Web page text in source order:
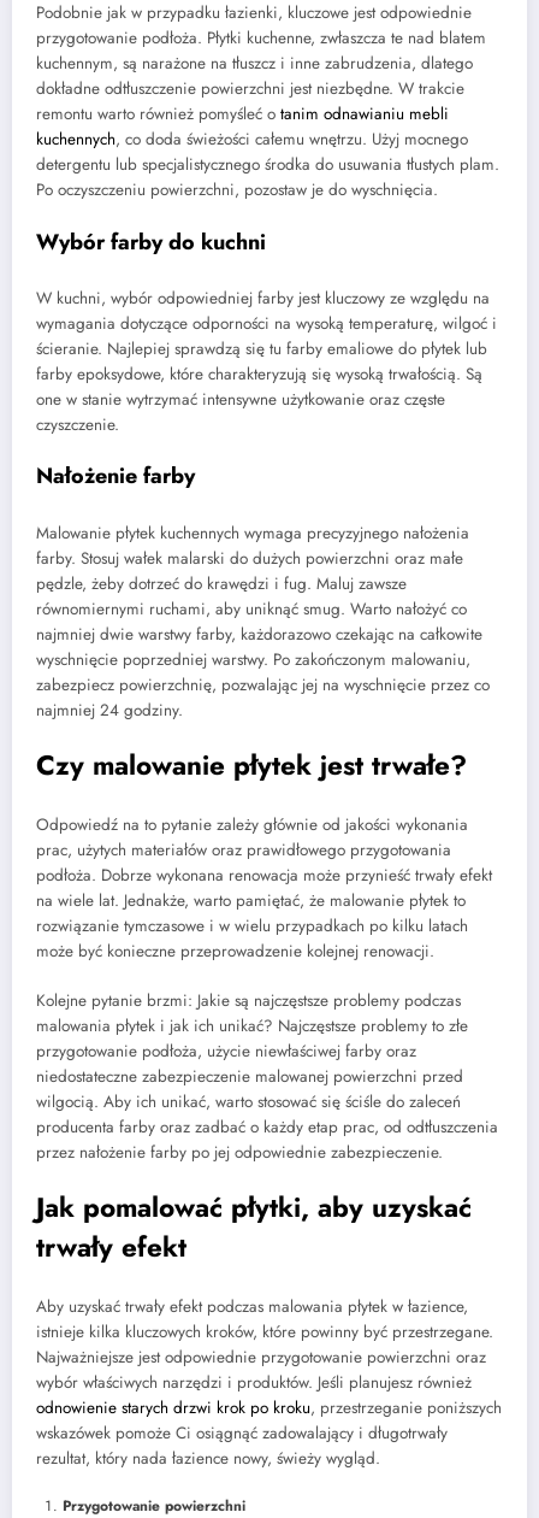
Podobnie jak w przypadku łazienki, kluczowe jest odpowiednie
przygotowanie podłoża. Płytki kuchenne, zwłaszcza te nad blatem
kuchennym, są narażone na tłuszcz i inne zabrudzenia, dlatego
dokładne odtłuszczenie powierzchni jest niezbędne. W trakcie
remontu warto również pomyśleć o tanim odnawianiu mebli
kuchennych, co doda świeżości całemu wnętrzu. Użyj mocnego
detergentu lub specjalistycznego środka do usuwania tłustych plam.
Po oczyszczeniu powierzchni, pozostaw je do wyschnięcia.
Wybór farby do kuchni
W kuchni, wybór odpowiedniej farby jest kluczowy ze względu na
wymagania dotyczące odporności na wysoką temperaturę, wilgoć i
ścieranie. Najlepiej sprawdzą się tu farby emaliowe do płytek lub
farby epoksydowe, które charakteryzują się wysoką trwałością. Są
one w stanie wytrzymać intensywne użytkowanie oraz częste
czyszczenie.
Nałożenie farby
Malowanie płytek kuchennych wymaga precyzyjnego nałożenia
farby. Stosuj wałek malarski do dużych powierzchni oraz małe
pędzle, żeby dotrzeć do krawędzi i fug. Maluj zawsze
równomiernymi ruchami, aby uniknąć smug. Warto nałożyć co
najmniej dwie warstwy farby, każdorazowo czekając na całkowite
wyschnięcie poprzedniej warstwy. Po zakończonym malowaniu,
zabezpiecz powierzchnię, pozwalając jej na wyschnięcie przez co
najmniej 24 godziny.
Czy malowanie płytek jest trwałe?
Odpowiedź na to pytanie zależy głównie od jakości wykonania
prac, użytych materiałów oraz prawidłowego przygotowania
podłoża. Dobrze wykonana renowacja może przynieść trwały efekt
na wiele lat. Jednakże, warto pamiętać, że malowanie płytek to
rozwiązanie tymczasowe i w wielu przypadkach po kilku latach
może być konieczne przeprowadzenie kolejnej renowacji.
Kolejne pytanie brzmi: Jakie są najczęstsze problemy podczas
malowania płytek i jak ich unikać? Najczęstsze problemy to złe
przygotowanie podłoża, użycie niewłaściwej farby oraz
niedostateczne zabezpieczenie malowanej powierzchni przed
wilgocią. Aby ich unikać, warto stosować się ściśle do zaleceń
producenta farby oraz zadbać o każdy etap prac, od odtłuszczenia
przez nałożenie farby po jej odpowiednie zabezpieczenie.
Jak pomalować płytki, aby uzyskać
trwały efekt
Aby uzyskać trwały efekt podczas malowania płytek w łazience,
istnieje kilka kluczowych kroków, które powinny być przestrzegane.
Najważniejsze jest odpowiednie przygotowanie powierzchni oraz
wybór właściwych narzędzi i produktów. Jeśli planujesz również
odnowienie starych drzwi krok po kroku, przestrzeganie poniższych
wskazówek pomoże Ci osiągnąć zadowalający i długotrwały
rezultat, który nada łazience nowy, świeży wygląd.
Przygotowanie powierzchni